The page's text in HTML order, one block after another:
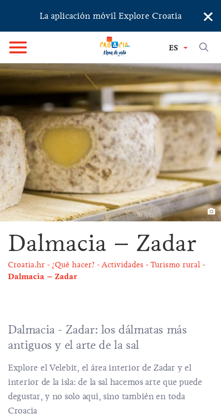
La aplicación móvil Explore Croatia ×
ES
Dalmacia – Zadar
Croatia.hr ¿Qué hacer? Actividades Turismo rural
Dalmacia – Zadar
Dalmacia - Zadar: los dálmatas más
antiguos y el arte de la sal
Explore el Velebit, el área interior de Zadar y el
interior de la isla: de la sal hacemos arte que puede
degustar, y no solo aquí, sino también en toda
Croacia